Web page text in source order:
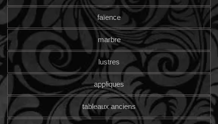
faïence
marbre
lustres
appliques
tableaux anciens